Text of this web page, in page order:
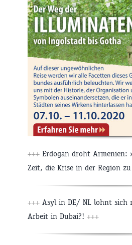
+++ Erdogan droht Armenien:
Zeit, die Krise in der Region zu
+++ Asyl in DE/ NL lohnt sich
Arbeit in Dubai?! +++